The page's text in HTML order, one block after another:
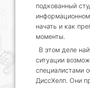
подкованный
информационном
начать и как
моменты.
В этом деле
ситуации
специалистами
ДиссХелп. Они